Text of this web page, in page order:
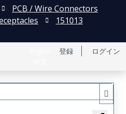
登録 ログイン
PCB / Wire Connectors
151013